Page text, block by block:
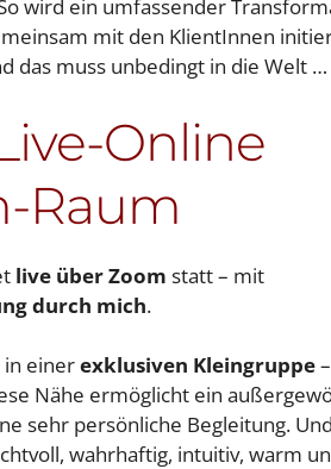
wird ein umfassender
mit den KlientInnen
das muss unbedingt in die Welt …
Online
Raum
live über Zoom statt – mit
durch mich.
einerexklusiven Kleingruppe
Nähe ermöglicht ein
sehr persönliche Begleitung.
wahrhaftig, intuitiv, warm